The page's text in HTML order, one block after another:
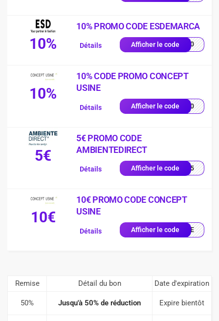
10%
10% PROMO CODE ESDEMARCA
Afficher le codeSD10
Détails
10%
10% CODE PROMO CONCEPT
USINE
Afficher le codeIN10
Détails
5€
5€ PROMO CODE
AMBIENTEDIRECT
Afficher le codeEUR5
Détails
10€
10€ PROMO CODE CONCEPT
USINE
Afficher le codeENUE
Détails
Remise Détail du bon Date d'expiration
50% Jusqu'à 50% de réduction Expire bientôt